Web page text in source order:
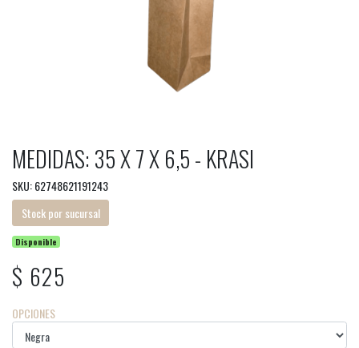
MEDIDAS: 35 X 7 X 6,5 - KRASI
SKU: 62748621191243
Stock por sucursal
Disponible
$ 625
OPCIONES